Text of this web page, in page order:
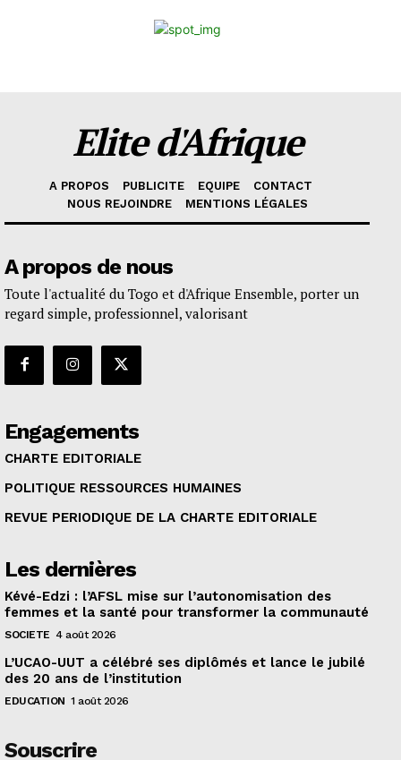
Elite d'Afrique
A PROPOS PUBLICITE EQUIPE
CONTACT
NOUS REJOINDRE
MENTIONS LÉGALES
A propos de nous
Toute l'actualité du Togo et d'Afrique Ensemble, porter un
regard simple, professionnel, valorisant
Engagements
CHARTE EDITORIALE
POLITIQUE RESSOURCES HUMAINES
REVUE PERIODIQUE DE LA CHARTE EDITORIALE
Les dernières
Kévé-Edzi : l’AFSL mise sur l’autonomisation des
femmes et la santé pour transformer la communauté
SOCIETE 4 août 2026
L’UCAO-UUT a célébré ses diplômés et lance le jubilé
des 20 ans de l’institution
EDUCATION 1 août 2026
Souscrire